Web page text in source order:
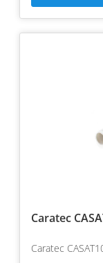
Caratec
Caratec